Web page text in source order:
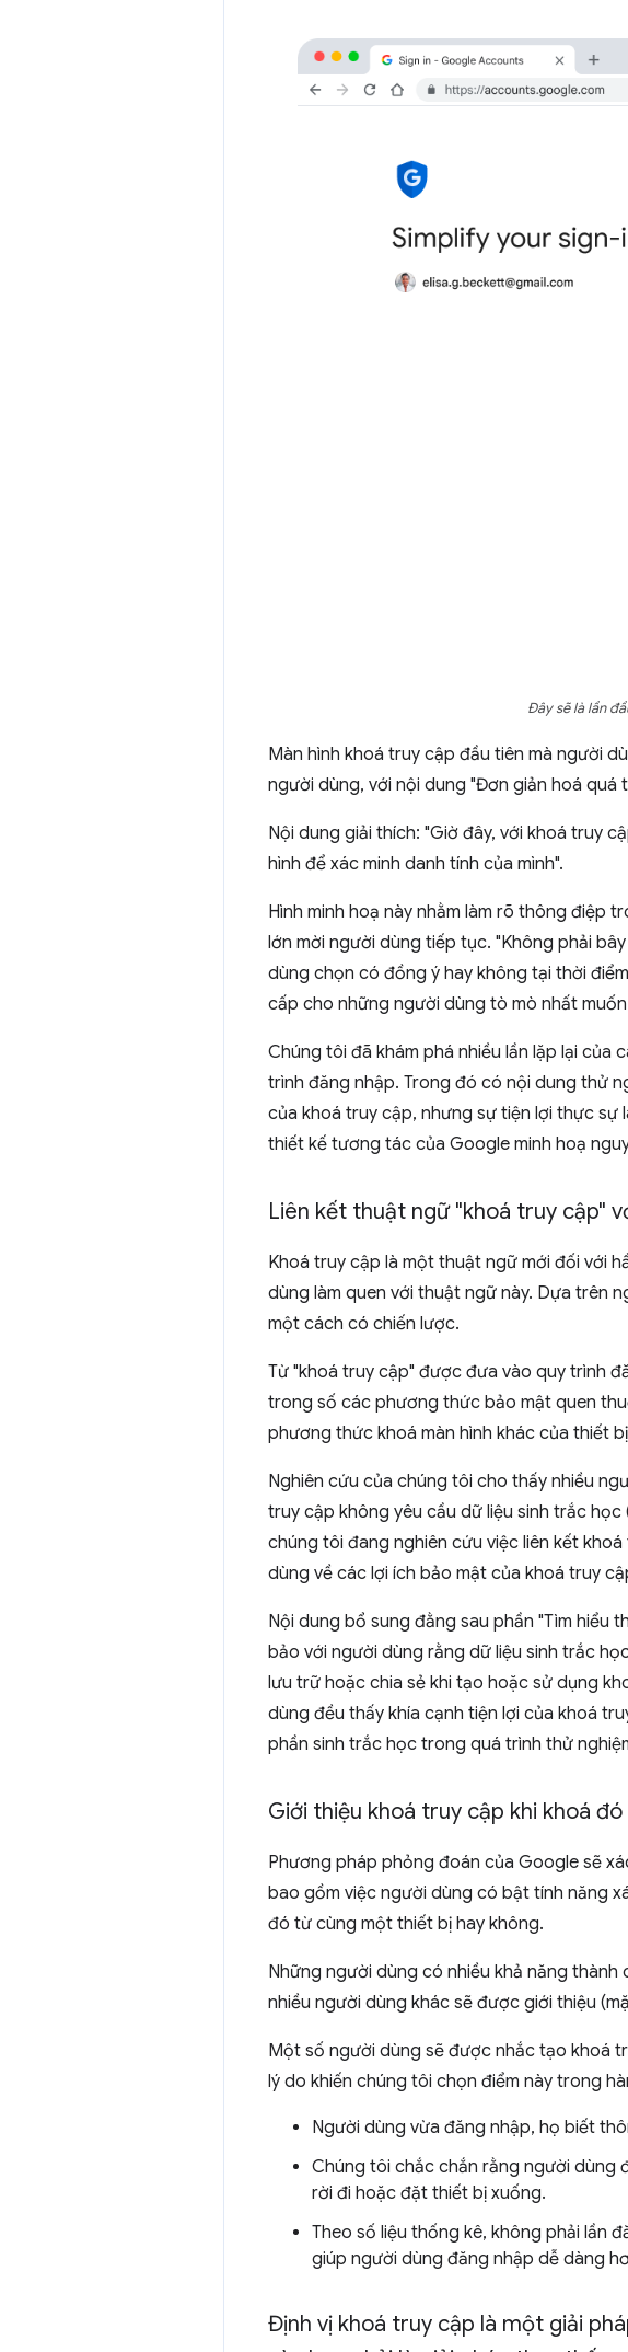
Đây sẽ là lần
Màn hình khoá truy cập đầu tiên mà người
người dùng, với nội dung "Đơn giản hoá quá
Nội dung giải thích: "Giờ đây, với khoá truy
hình để xác minh danh tính của mình".
Hình minh hoạ này nhằm làm rõ thông điệp
lớn mời người dùng tiếp tục. "Không phải
dùng chọn có đồng ý hay không tại thời
cấp cho những người dùng tò mò nhất
Chúng tôi đã khám phá nhiều lần lặp lại
trình đăng nhập. Trong đó có nội dung thử
của khoá truy cập, nhưng sự tiện lợi thực sự
thiết kế tương tác của Google minh hoạ
Liên kết thuật ngữ "khoá truy cập"
Khoá truy cập là một thuật ngữ mới đối với
dùng làm quen với thuật ngữ này. Dựa trên
một cách có chiến lược.
Từ "khoá truy cập" được đưa vào quy trình
trong số các phương thức bảo mật quen
phương thức khoá màn hình khác của thiết
Nghiên cứu của chúng tôi cho thấy nhiều
truy cập không yêu cầu dữ liệu sinh trắc
chúng tôi đang nghiên cứu việc liên kết
dùng về các lợi ích bảo mật của khoá truy
Nội dung bổ sung đằng sau phần "Tìm hiểu
bảo với người dùng rằng dữ liệu sinh trắc
lưu trữ hoặc chia sẻ khi tạo hoặc sử dụng
dùng đều thấy khía cạnh tiện lợi của khoá
phần sinh trắc học trong quá trình thử
Giới thiệu khoá truy cập khi khoá
Phương pháp phỏng đoán của Google sẽ
bao gồm việc người dùng có bật tính năng
đó từ cùng một thiết bị hay không.
Những người dùng có nhiều khả năng
nhiều người dùng khác sẽ được giới thiệu
Một số người dùng sẽ được nhắc tạo khoá
lý do khiến chúng tôi chọn điểm này trong
Người dùng vừa đăng nhập, họ biết
Chúng tôi chắc chắn rằng người dùng
rời đi hoặc đặt thiết bị xuống.
Theo số liệu thống kê, không phải lần
giúp người dùng đăng nhập dễ dàng
Định vị khoá truy cập là một giải